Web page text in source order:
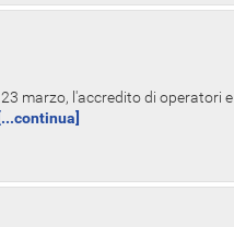
marzo, l'accredito di operatori e
[...continua]